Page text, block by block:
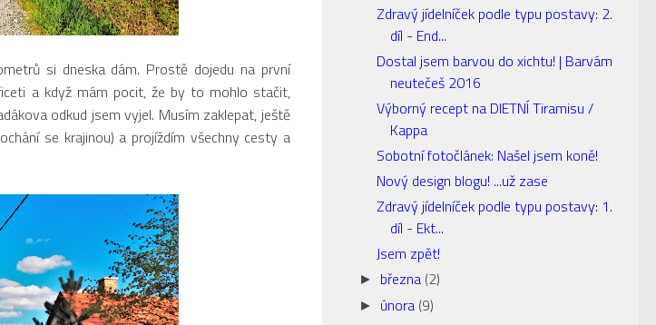
si dneska dám. Prostě dojedu na první
a když mám pocit, že by to mohlo stačit,
odkud jsem vyjel. Musím zaklepat, ještě
se krajinou) a projíždím všechny cesty a
Zdravý jídelníček podle typu postavy: 2.
díl - End...
Dostal jsem barvou do xichtu! | Barvám
neutečeš 2016
Výborný recept na DIETNÍ Tiramisu /
Kappa
Sobotní fotočlánek: Našel jsem koně!
Nový design blogu! ...už zase
Zdravý jídelníček podle typu postavy: 1.
díl - Ekt...
Jsem zpět!
► března (2)
► února (9)